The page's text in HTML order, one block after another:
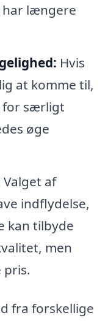
længere
Hvis
at komme til,
for særligt
øge
Valget af
indflydelse,
kan tilbyde
men
pris.
fra forskellige